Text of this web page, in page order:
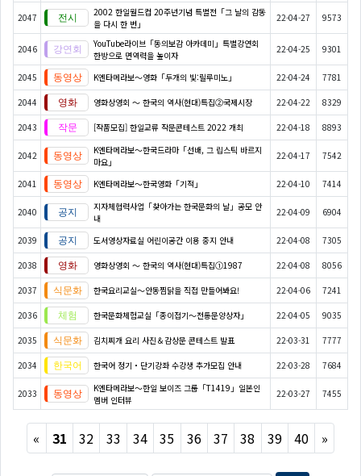
2047
2002 한일월드컵 20주년기념 특별전「그 날의 감동
을 다시 한 번」
22-04-27 9573
2046
YouTube라이브「동의보감 아카데미」특별강연회
한방으로 면역력을 높이자
22-04-25 9301
2045 K엔타메라보～영화「두개의 빛:릴루미노」 22-04-24 7781
2044 영화상영회 ～ 한국의 역사(현대)특집②국제시장 22-04-22 8329
2043 [작품모집] 한일교류 작문콘테스트 2022 개최 22-04-18 8893
2042
K엔타메라보～한국드라마「선배, 그 립스틱 바르지
마요」
22-04-17 7542
2041 K엔타메라보～한국영화「기적」 22-04-10 7414
2040
지자체협력사업「찾아가는 한국문화의 날」공모 안
내
22-04-09 6904
2039 도서영상자료실 어린이공간 이용 중지 안내 22-04-08 7305
2038 영화상영회 ～ 한국의 역사(현대)특집①1987 22-04-08 8056
2037 한국요리교실〜안동찜닭을 직접 만들어봐요! 22-04-06 7241
2036 한국문화체험교실「종이접기〜전통문양상자」 22-04-05 9035
2035 김치찌개 요리 사진＆감상문 콘테스트 발표 22-03-31 7777
2034 한국어 정기・단기강좌 수강생 추가모집 안내 22-03-28 7684
2033
K엔타메라보～한일 보이즈 그룹「T1419」일본인
멤버 인터뷰
22-03-27 7455
« Previous
31 32 33 34 35 36 37 38 39 40 »Next